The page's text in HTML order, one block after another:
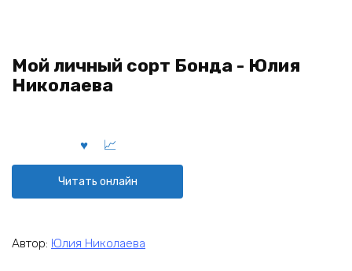
Мой личный сорт Бонда - Юлия
Николаева
Читать онлайн
Автор: Юлия Николаева